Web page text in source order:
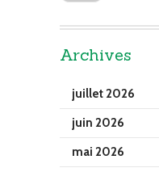
Archives
juillet 2026
juin 2026
mai 2026